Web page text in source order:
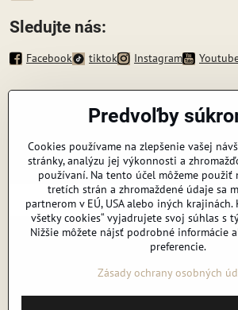
Sledujte nás:
Facebook tiktok Instagram
Zavoláme vám späť
Váš telefón*
Predvoľby
Cookies používame na zlepšenie vašej
stránky, analýzu jej výkonnosti a
používaní. Na tento účel môžeme použiť
tretích strán a zhromaždené údaje sa
partnerom v EÚ, USA alebo iných
všetky cookies“ vyjadrujete svoj súhlas s
Nižšie môžete nájsť podrobné informácie
preferencie.
Zásady ochrany osobných